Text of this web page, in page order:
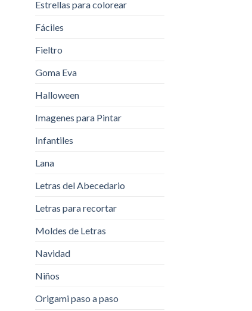
Estrellas para colorear
Fáciles
Fieltro
Goma Eva
Halloween
Imagenes para Pintar
Infantiles
Lana
Letras del Abecedario
Letras para recortar
Moldes de Letras
Navidad
Niños
Origami paso a paso